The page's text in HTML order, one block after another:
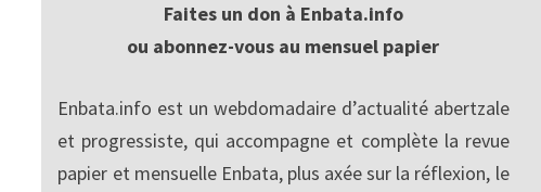
Faites un don à Enbata.info
ou abonnez-vous au mensuel papier
Enbata.info est un webdomadaire d’actualité abertzale
et progressiste, qui accompagne et complète la revue
papier et mensuelle Enbata, plus axée sur la réflexion, le